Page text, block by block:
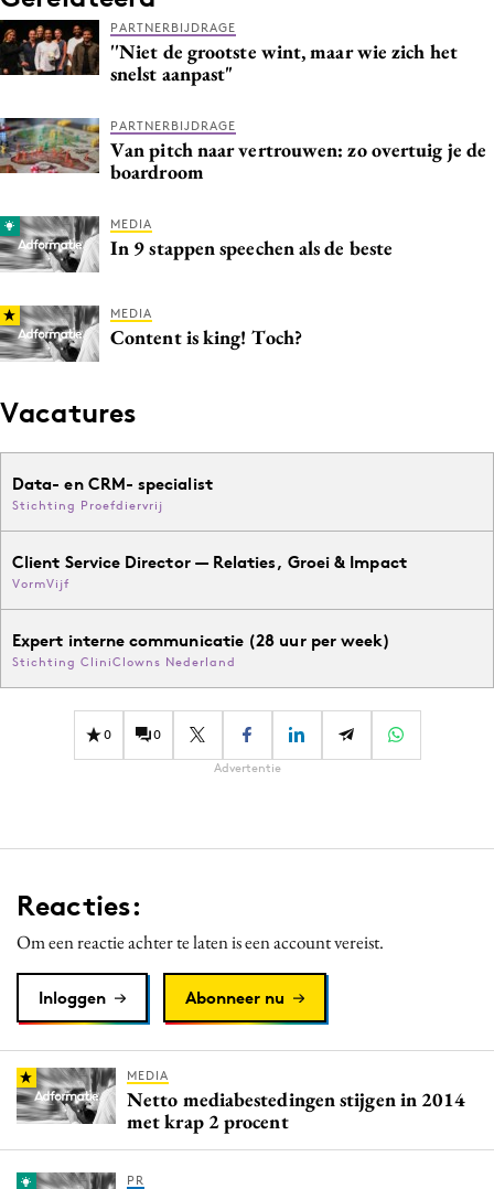
PARTNERBIJDRAGE
''Niet de grootste wint, maar wie zich het
snelst aanpast"
PARTNERBIJDRAGE
Van pitch naar vertrouwen: zo overtuig je de
boardroom
MEDIA
In 9 stappen speechen als de beste
MEDIA
Content is king! Toch?
Vacatures
Data- en CRM- specialist
Stichting Proefdiervrij
Client Service Director — Relaties, Groei & Impact
VormVijf
Expert interne communicatie (28 uur per week)
Stichting CliniClowns Nederland
0 0
Advertentie
Reacties:
Om een reactie achter te laten is een account vereist.
Inloggen Abonneer nu
MEDIA
Netto mediabestedingen stijgen in 2014
met krap 2 procent
PR